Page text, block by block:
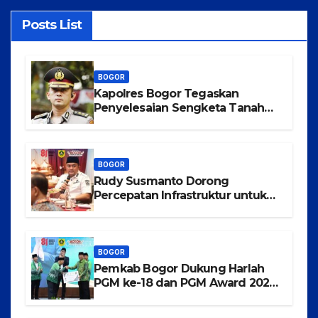
Posts List
BOGOR
Kapolres Bogor Tegaskan
Penyelesaian Sengketa Tanah
BOGOR
Rudy Susmanto Dorong
Percepatan Infrastruktur untuk
BOGOR
Pemkab Bogor Dukung Harlah
PGM ke-18 dan PGM Award 2026,